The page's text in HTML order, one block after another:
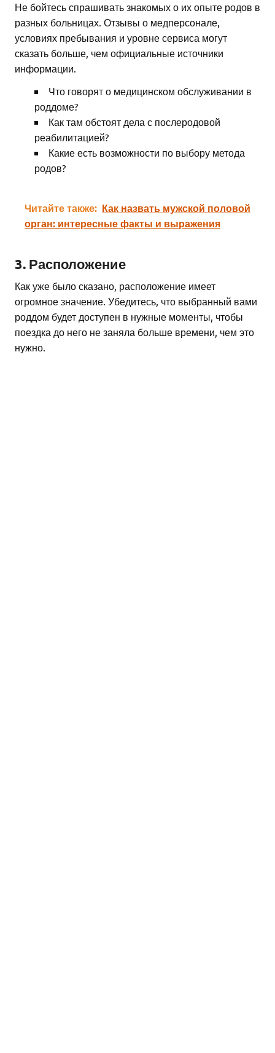
Не бойтесь спрашивать знакомых о их опыте родов в
разных больницах. Отзывы о медперсонале,
условиях пребывания и уровне сервиса могут
сказать больше, чем официальные источники
информации.
Что говорят о медицинском обслуживании в
роддоме?
Как там обстоят дела с послеродовой
реабилитацией?
Какие есть возможности по выбору метода
родов?
Читайте также: Как назвать мужской половой
орган: интересные факты и выражения
3. Расположение
Как уже было сказано, расположение имеет
огромное значение. Убедитесь, что выбранный вами
роддом будет доступен в нужные моменты, чтобы
поездка до него не заняла больше времени, чем это
нужно.